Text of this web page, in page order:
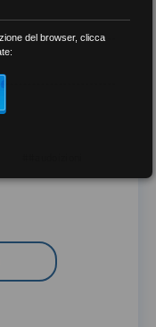
del browser, clicca